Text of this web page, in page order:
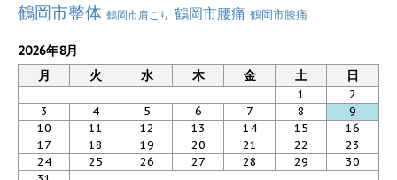
鶴岡市整体 鶴岡市肩こり 鶴岡市腰痛 鶴岡市膝痛
2026年8月
月
火 水 木 金 土 日
1
2
3
4 5 6 7 8
9
10
11 12 13 14 15
16
17
18 19 20 21 22
23
24
25 26 27 28 29
30